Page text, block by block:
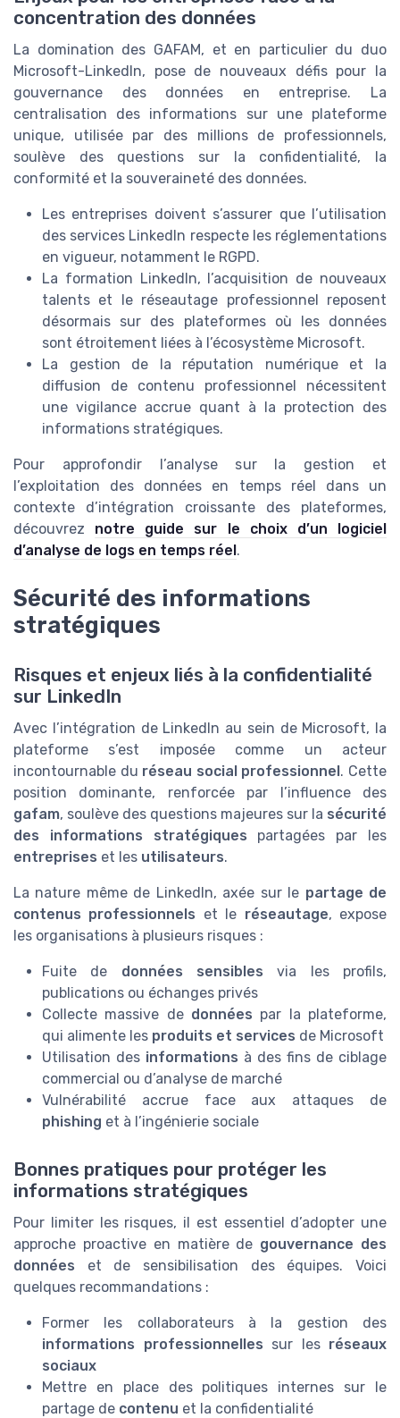
concentration des données
La domination des GAFAM, et en particulier du duo
Microsoft-LinkedIn, pose de nouveaux défis pour la
gouvernance des données en entreprise. La
centralisation des informations sur une plateforme
unique, utilisée par des millions de professionnels,
soulève des questions sur la confidentialité, la
conformité et la souveraineté des données.
Les entreprises doivent s’assurer que l’utilisation
des services LinkedIn respecte les réglementations
en vigueur, notamment le RGPD.
La formation LinkedIn, l’acquisition de nouveaux
talents et le réseautage professionnel reposent
désormais sur des plateformes où les données
sont étroitement liées à l’écosystème Microsoft.
La gestion de la réputation numérique et la
diffusion de contenu professionnel nécessitent
une vigilance accrue quant à la protection des
informations stratégiques.
Pour approfondir l’analyse sur la gestion et
l’exploitation des données en temps réel dans un
contexte d’intégration croissante des plateformes,
découvrez notre guide sur le choix d’un logiciel
d’analyse de logs en temps réel.
Sécurité des informations
stratégiques
Risques et enjeux liés à la confidentialité
sur LinkedIn
Avec l’intégration de LinkedIn au sein de Microsoft, la
plateforme s’est imposée comme un acteur
incontournable du réseau social professionnel . Cette
position dominante, renforcée par l’influence des
gafam, soulève des questions majeures sur la sécurité
des informations stratégiques partagées par les
entreprises et les utilisateurs.
La nature même de LinkedIn, axée sur le partage de
contenus professionnels et le réseautage, expose
les organisations à plusieurs risques :
Fuite de données sensibles via les profils,
publications ou échanges privés
Collecte massive de données par la plateforme,
qui alimente les produits et services de Microsoft
Utilisation des informations à des fins de ciblage
commercial ou d’analyse de marché
Vulnérabilité accrue face aux attaques de
phishing et à l’ingénierie sociale
Bonnes pratiques pour protéger les
informations stratégiques
Pour limiter les risques, il est essentiel d’adopter une
approche proactive en matière de gouvernance des
données et de sensibilisation des équipes. Voici
quelques recommandations :
Former les collaborateurs à la gestion des
informations professionnelles sur les réseaux
sociaux
Mettre en place des politiques internes sur le
partage de contenu et la confidentialité